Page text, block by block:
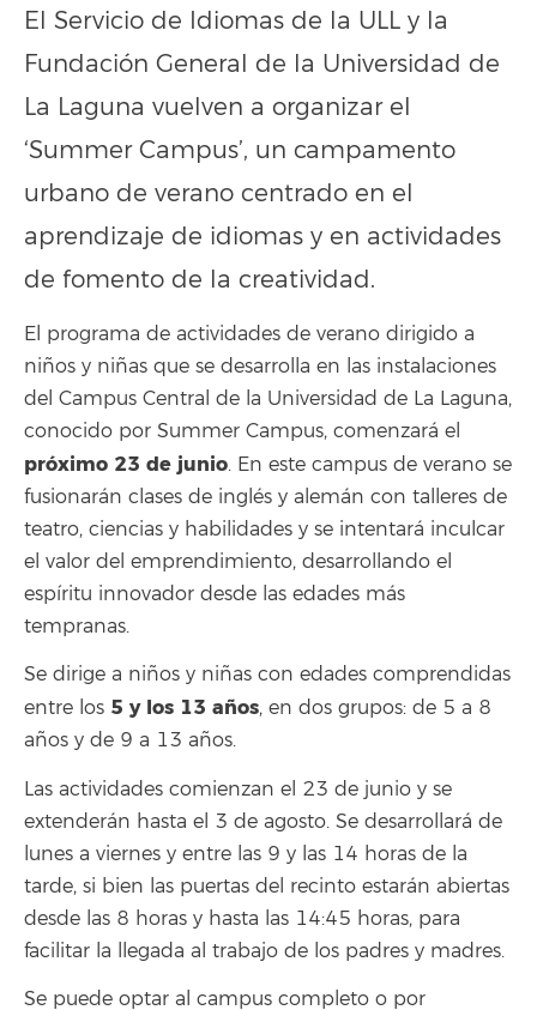
El Servicio de Idiomas de la ULL y la
Fundación General de la Universidad de
La Laguna vuelven a organizar el
‘Summer Campus’, un campamento
urbano de verano centrado en el
aprendizaje de idiomas y en actividades
de fomento de la creatividad.
El programa de actividades de verano dirigido a
niños y niñas que se desarrolla en las instalaciones
del Campus Central de la Universidad de La Laguna,
conocido por Summer Campus, comenzará el
próximo 23 de junio. En este campus de verano se
fusionarán clases de inglés y alemán con talleres de
teatro, ciencias y habilidades y se intentará inculcar
el valor del emprendimiento, desarrollando el
espíritu innovador desde las edades más
tempranas.
Se dirige a niños y niñas con edades comprendidas
entre los 5 y los 13 años, en dos grupos: de 5 a 8
años y de 9 a 13 años.
Las actividades comienzan el 23 de junio y se
extenderán hasta el 3 de agosto. Se desarrollará de
lunes a viernes y entre las 9 y las 14 horas de la
tarde, si bien las puertas del recinto estarán abiertas
desde las 8 horas y hasta las 14:45 horas, para
facilitar la llegada al trabajo de los padres y madres.
Se puede optar al campus completo o por